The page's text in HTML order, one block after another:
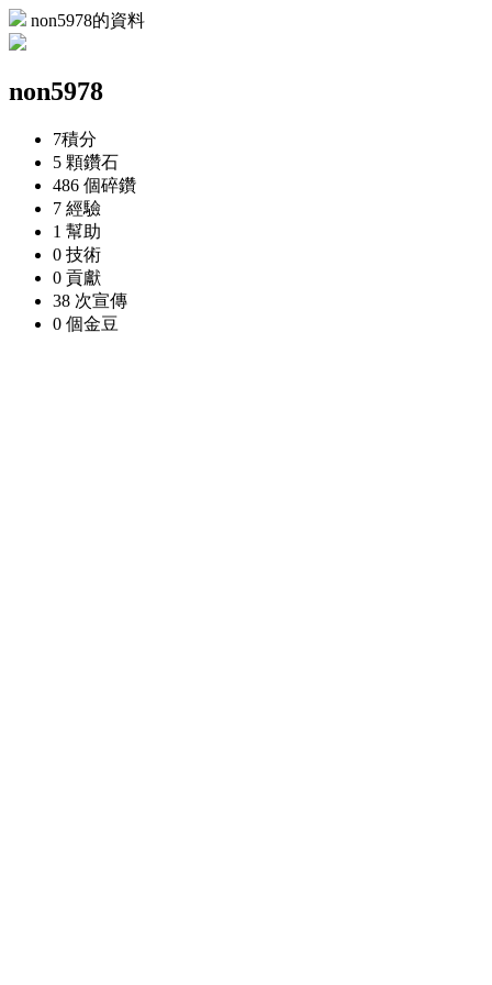
non5978的資料
non5978
7積分
5 顆鑽石
486 個碎鑽
7 經驗
1 幫助
0 技術
0 貢獻
38 次宣傳
0 個金豆